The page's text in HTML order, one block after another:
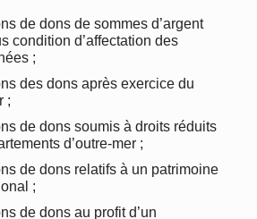
de dons de sommes d’argent
condition d’affectation des
;
des dons après exercice du
;
de dons soumis à droits réduits
d’outre-mer ;
de dons relatifs à un patrimoine
;
de dons au profit d’un